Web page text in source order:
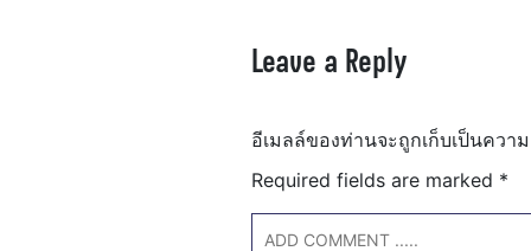
Leave a Reply
อีเมลล์ของท่านจะถูกเก็บเป็นควา
Required fields are marked *